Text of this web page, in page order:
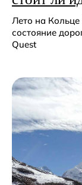
Лето на
состояние
Quest